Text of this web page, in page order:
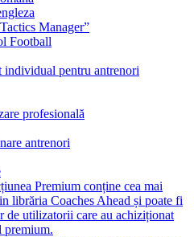
Manager”
Football
individual pentru antrenori
profesională
antrenori
Premium conține cea mai
librăria Coaches Ahead și poate fi
de utilizatorii care au achiziționat
premium.